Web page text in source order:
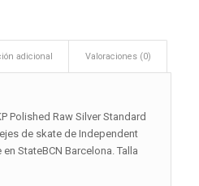
adicional Valoraciones (0)
Polished Raw Silver Standard
de skate de Independent
StateBCN Barcelona. Talla